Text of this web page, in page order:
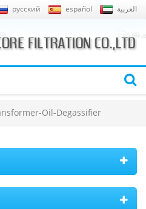
русский español العربية
Oil-Degassifier